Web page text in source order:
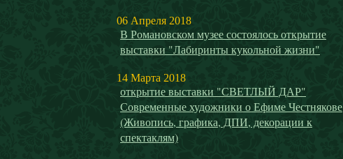
06 Апреля 2018
В Романовском музее состоялось открытие
выставки "Лабиринты кукольной жизни"
14 Марта 2018
открытие выставки "СВЕТЛЫЙ ДАР"
Современные художники о Ефиме Честнякове
(Живопись, графика, ДПИ, декорации к
спектаклям)